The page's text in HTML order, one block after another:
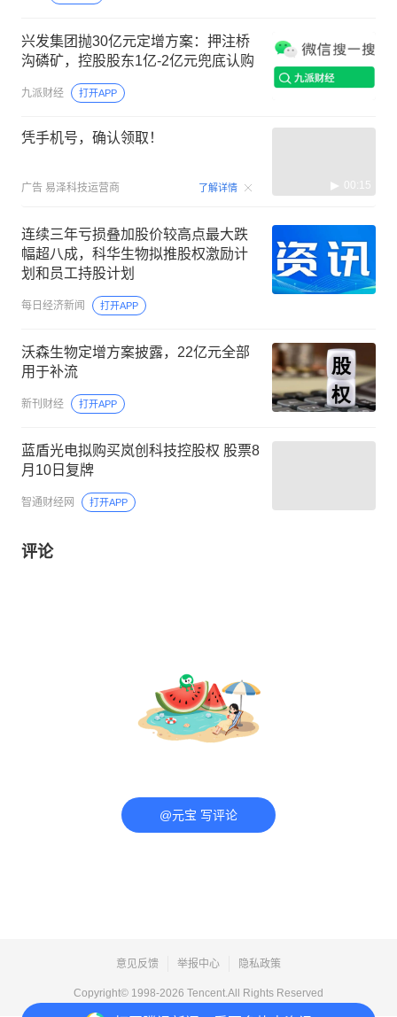
兴发集团抛30亿元定增方案：押注桥
沟磷矿，控股股东1亿-2亿元兜底认购
九派财经 打开APP
凭手机号，确认领取！
广告 易泽科技运营商 了解详情 00:15
连续三年亏损叠加股价较高点最大跌
幅超八成，科华生物拟推股权激励计
划和员工持股计划
每日经济新闻 打开APP
沃森生物定增方案披露，22亿元全部
用于补流
新刊财经 打开APP
蓝盾光电拟购买岚创科技控股权 股票8
月10日复牌
智通财经网 打开APP
评论
@元宝 写评论
意见反馈 举报中心 隐私政策
Copyright© 1998-2026 Tencent.All Rights Reserved